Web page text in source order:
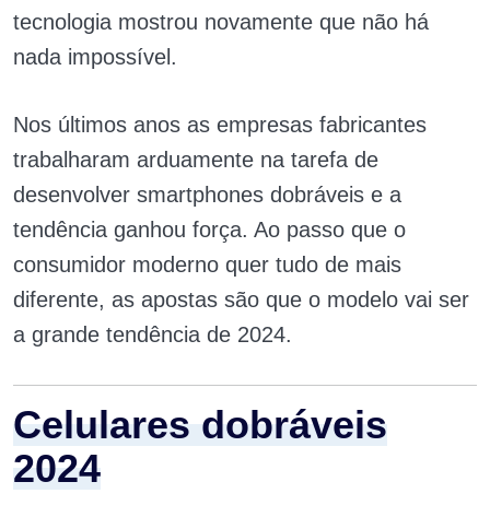
tecnologia mostrou novamente que não há
nada impossível.
Nos últimos anos as empresas fabricantes
trabalharam arduamente na tarefa de
desenvolver smartphones dobráveis e a
tendência ganhou força. Ao passo que o
consumidor moderno quer tudo de mais
diferente, as apostas são que o modelo vai ser
a grande tendência de 2024.
Celulares dobráveis
2024